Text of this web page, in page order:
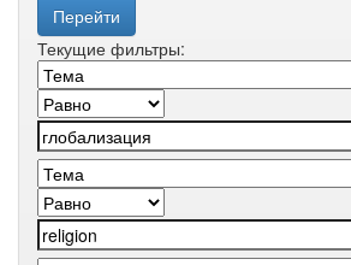
Текущие фильтры: